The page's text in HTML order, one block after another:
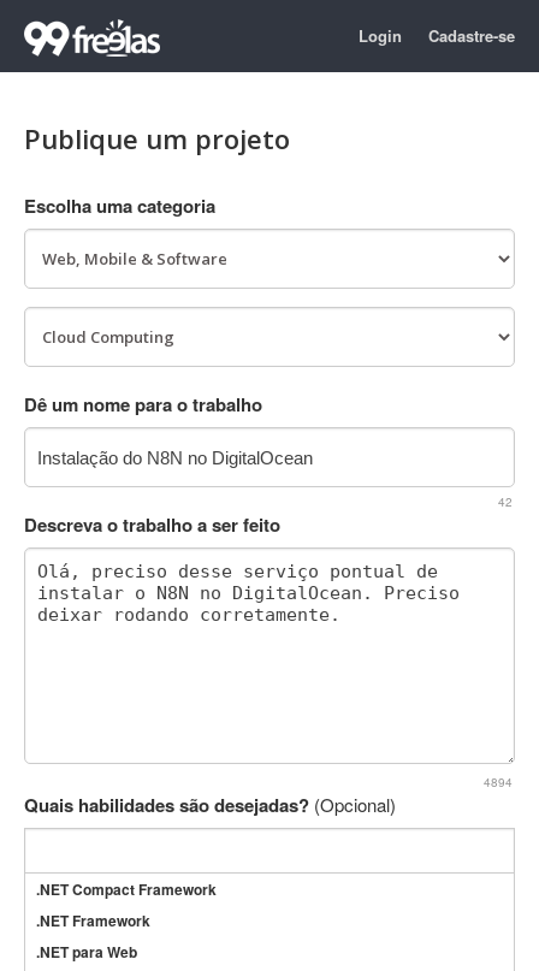
Login Cadastre-se
Publique um projeto
Escolha uma categoria
Dê um nome para o trabalho
42
Descreva o trabalho a ser feito
4894
Quais habilidades são desejadas? (Opcional)
.NET Compact Framework
.NET Framework
.NET para Web